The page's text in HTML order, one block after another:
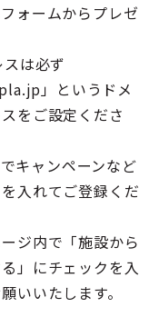
ォームからプレゼ
は必ず
」というドメ
をご設定くださ
キャンペーンなど
入れてご登録くだ
ジ内で「施設から
」にチェックを入
いいたします。